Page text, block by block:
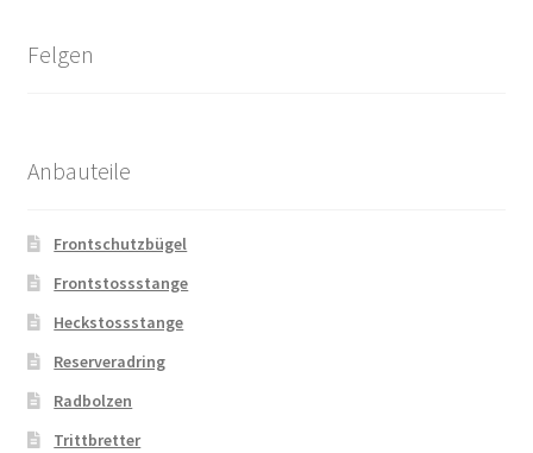
Felgen
Anbauteile
Frontschutzbügel
Frontstossstange
Heckstossstange
Reserveradring
Radbolzen
Trittbretter